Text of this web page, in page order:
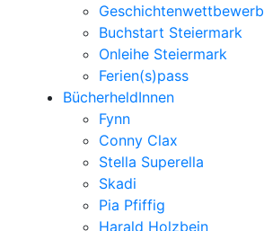
Geschichtenwettbewerb
Buchstart Steiermark
Onleihe Steiermark
Ferien(s)pass
BücherheldInnen
Fynn
Conny Clax
Stella Superella
Skadi
Pia Pfiffig
Harald Holzbein